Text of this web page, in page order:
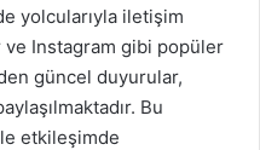
yolcularıyla iletişim
ve Instagram gibi popüler
güncel duyurular,
Bu
etkileşimde